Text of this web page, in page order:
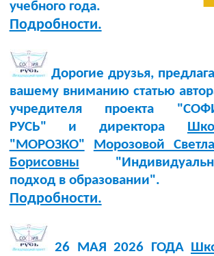
учебного года.
Подробности.
Дорогие друзья,
вашему вниманию статью
учредителя проекта
РУСЬ" и директора
"МОРОЗКО"
Морозовой
Борисовны
подход в образовании".
Подробности.
26 МАЯ 2026 ГОДА